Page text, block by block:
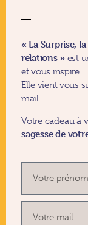
« La Surprise,
relations » est
et vous inspire.
Elle vient vous
mail.
Votre cadeau à
sagesse de